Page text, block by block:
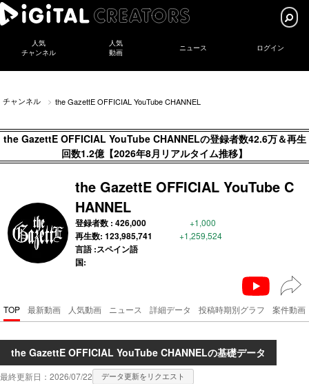
人気
チャンネル
人気
動画
ニュース ログイン
チャンネル the GazettE OFFICIAL YouTube CHANNEL
the GazettE OFFICIAL YouTube CHANNELの登録者数42.6万＆再生
回数1.2億【2026年8月リアルタイム推移】
the GazettE OFFICIAL YouTube C
HANNEL
登録者数 : 426,000 +1,000
再生数: 123,985,741 +1,259,524
言語 :スペイン語
国:
TOP 最新動画 人気動画 ニュース 詳細データ 投稿時期別グラフ 案件動画
the GazettE OFFICIAL YouTube CHANNELの基礎データ
最終更新日：2026/07/22 データ更新をリクエスト